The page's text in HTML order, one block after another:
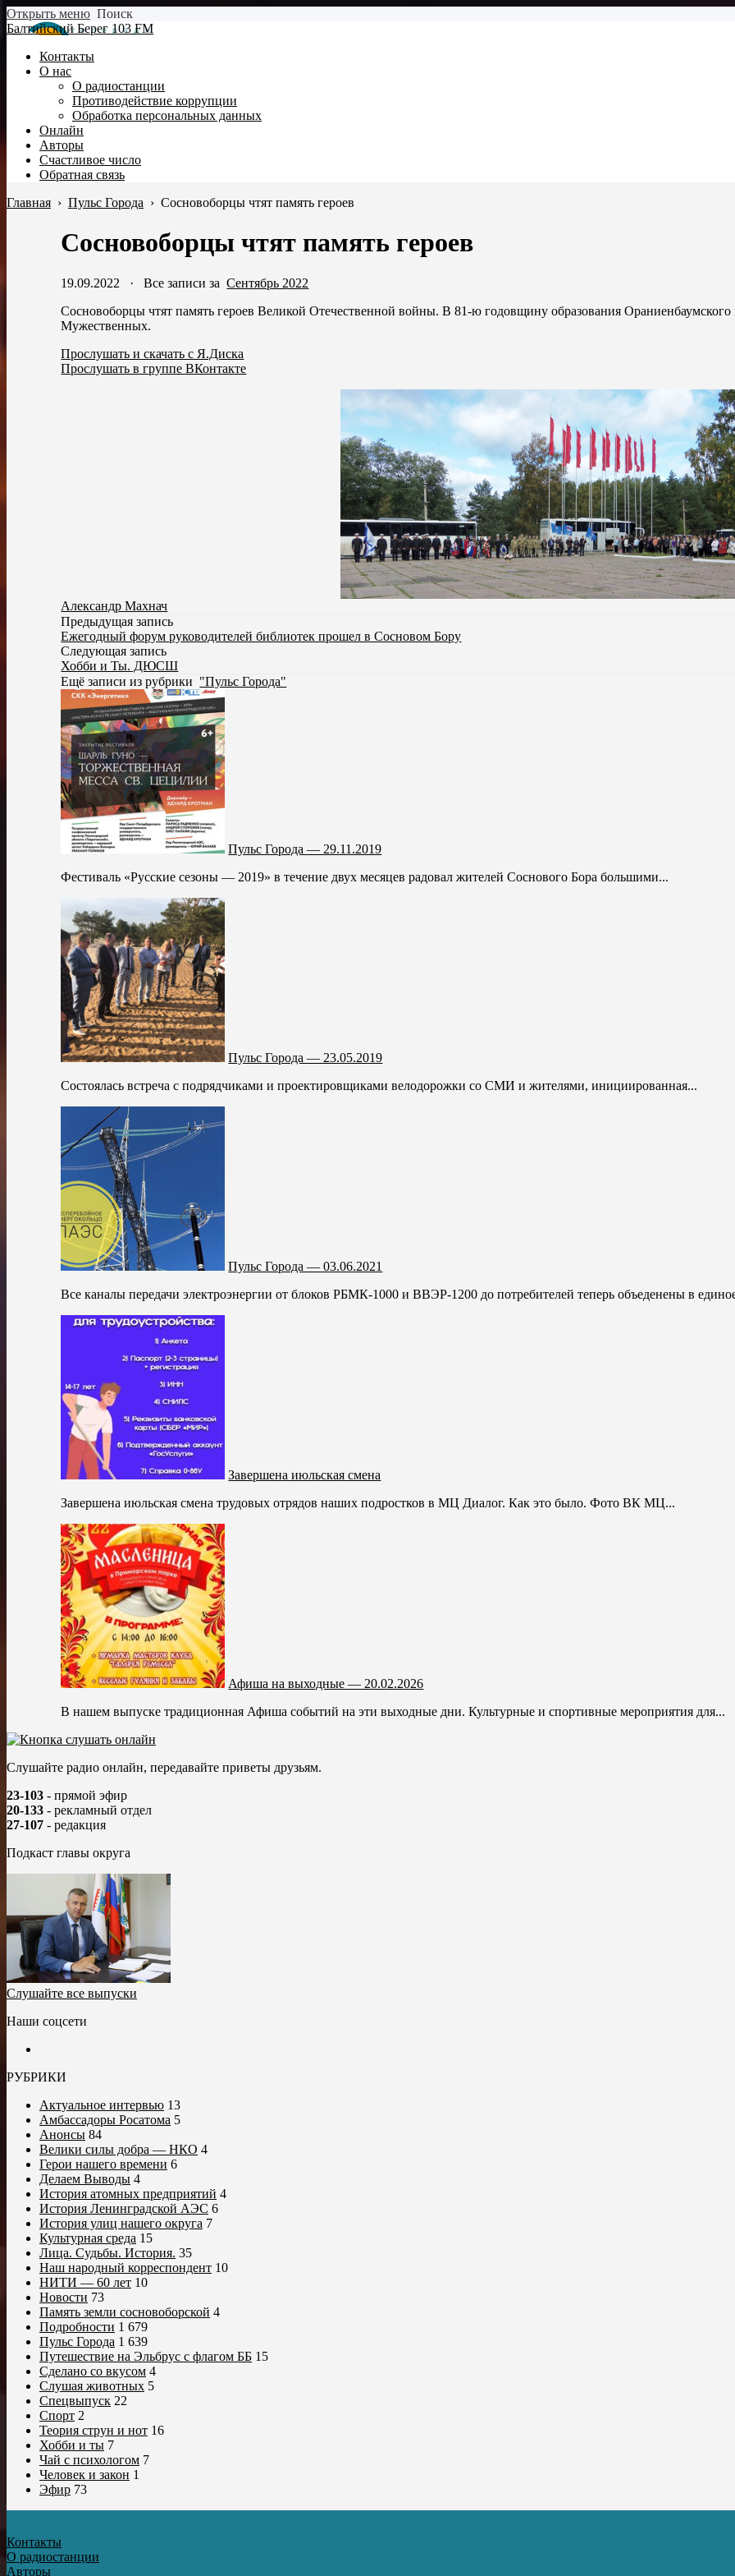
Открыть меню Поиск
Балтийский Берег 103 FM
Контакты
О нас
О радиостанции
Противодействие коррупции
Обработка персональных данных
Онлайн
Авторы
Счастливое число
Обратная связь
Главная › Пульс Города › Сосновоборцы чтят память героев
Сосновоборцы чтят память героев
19.09.2022 ·Все записи заСентябрь 2022
Сосновоборцы чтят память героев Великой Отечественной войны. В 81-ю годовщину образования
Мужественных.
Прослушать и скачать с Я.Диска
Прослушать в группе ВКонтакте
Александр Махнач
Предыдущая запись
Ежегодный форум руководителей библиотек прошел в Сосновом Бору
Следующая запись
Хобби и Ты. ДЮСШ
Ещё записи из рубрики "Пульс Города"
Пульс Города — 29.11.2019
Фестиваль «Русские сезоны — 2019» в течение двух месяцев радовал жителей Соснового Бора большими...
Пульс Города — 23.05.2019
Состоялась встреча с подрядчиками и проектировщиками велодорожки со СМИ и жителями, инициированная...
Пульс Города — 03.06.2021
Все каналы передачи электроэнергии от блоков РБМК-1000 и ВВЭР-1200 до потребителей теперь объеденены в
Завершена июльская смена
Завершена июльская смена трудовых отрядов наших подростков в МЦ Диалог. Как это было. Фото ВК МЦ...
Афиша на выходные — 20.02.2026
В нашем выпуске традиционная Афиша событий на эти выходные дни. Культурные и спортивные мероприятия для...
Слушайте радио онлайн, передавайте приветы друзьям.
23-103 - прямой эфир
20-133 - рекламный отдел
27-107 - редакция
Подкаст главы округа
Слушайте все выпуски
Наши соцсети
РУБРИКИ
Актуальное интервью 13
Амбассадоры Росатома 5
Анонсы 84
Велики силы добра — НКО 4
Герои нашего времени 6
Делаем Выводы 4
История атомных предприятий 4
История Ленинградской АЭС 6
История улиц нашего округа 7
Культурная среда 15
Лица. Судьбы. История. 35
Наш народный корреспондент 10
НИТИ — 60 лет 10
Новости 73
Память земли сосновоборской 4
Подробности 1 679
Пульс Города 1 639
Путешествие на Эльбрус с флагом ББ 15
Сделано со вкусом 4
Слушая животных 5
Спецвыпуск 22
Спорт 2
Теория струн и нот 16
Хобби и ты 7
Чай с психологом 7
Человек и закон 1
Эфир 73
Контакты
О радиостанции
Авторы